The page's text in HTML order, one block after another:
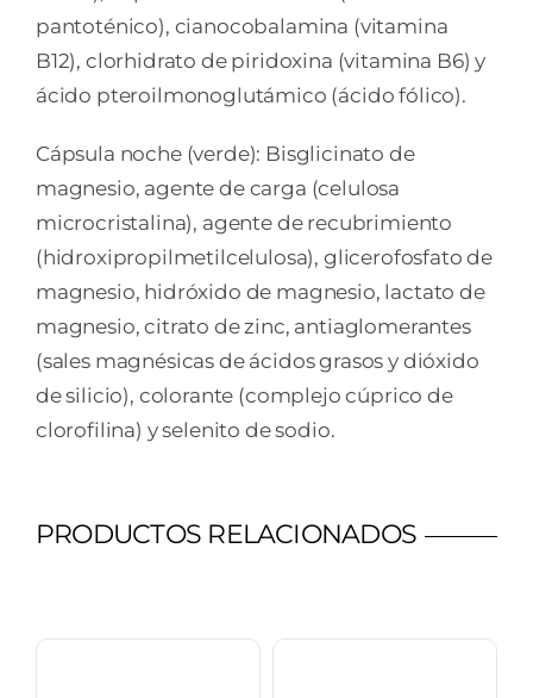
pantoténico), cianocobalamina (vitamina
B12), clorhidrato de piridoxina (vitamina B6) y
ácido pteroilmonoglutámico (ácido fólico).
Cápsula noche (verde): Bisglicinato de
magnesio, agente de carga (celulosa
microcristalina), agente de recubrimiento
(hidroxipropilmetilcelulosa), glicerofosfato de
magnesio, hidróxido de magnesio, lactato de
magnesio, citrato de zinc, antiaglomerantes
(sales magnésicas de ácidos grasos y dióxido
de silicio), colorante (complejo cúprico de
clorofilina) y selenito de sodio.
PRODUCTOS RELACIONADOS